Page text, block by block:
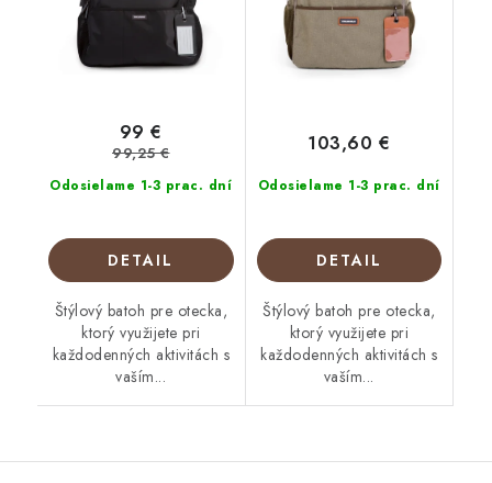
Odosielame 1-3 prac. dní
99 €
99,25 €
DETAIL
Štýlový batoh pre otecka,
ktorý využijete pri
každodenných aktivitách s
vaším...
Odosielame 1-3 prac. dní
103,60 €
DETAIL
Štýlový batoh pre otecka,
ktorý využijete pri
každodenných aktivitách s
vaším...